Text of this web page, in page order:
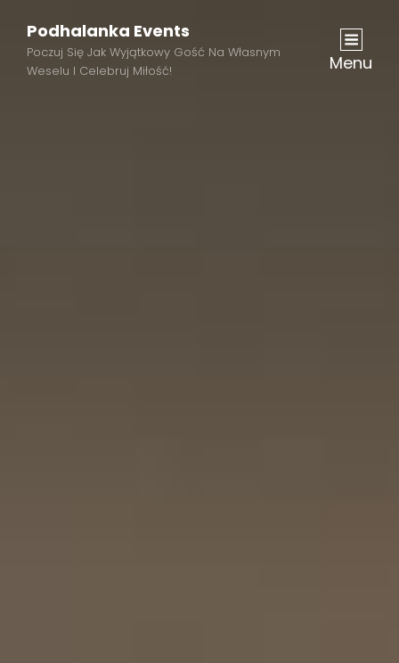
Podhalanka Events
Poczuj Się Jak Wyjątkowy Gość Na Własnym
Weselu I Celebruj Miłość!
Menu